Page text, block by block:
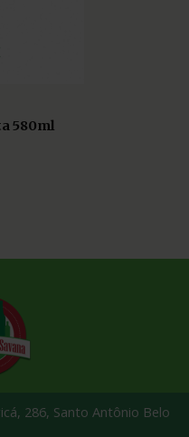
580ml
286, Santo Antônio Belo